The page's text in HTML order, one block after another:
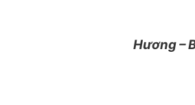
Hương –
ThS.